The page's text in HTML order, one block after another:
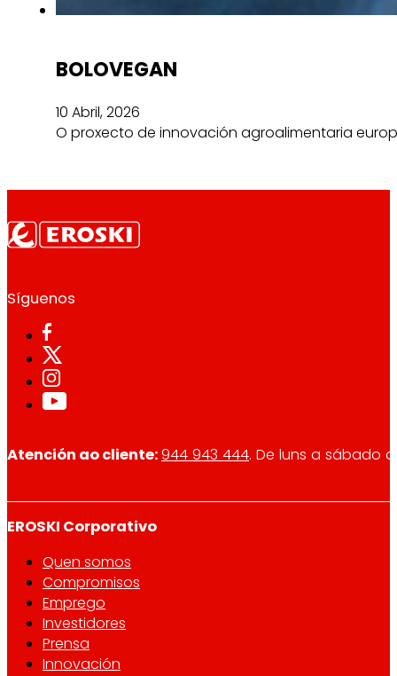
BOLOVEGAN
10 Abril, 2026
O proxecto de innovación agroalimentaria
Síguenos
Atención ao cliente:944 943 444. De luns a sábado
EROSKI Corporativo
Quen somos
Compromisos
Emprego
Investidores
Prensa
Innovación